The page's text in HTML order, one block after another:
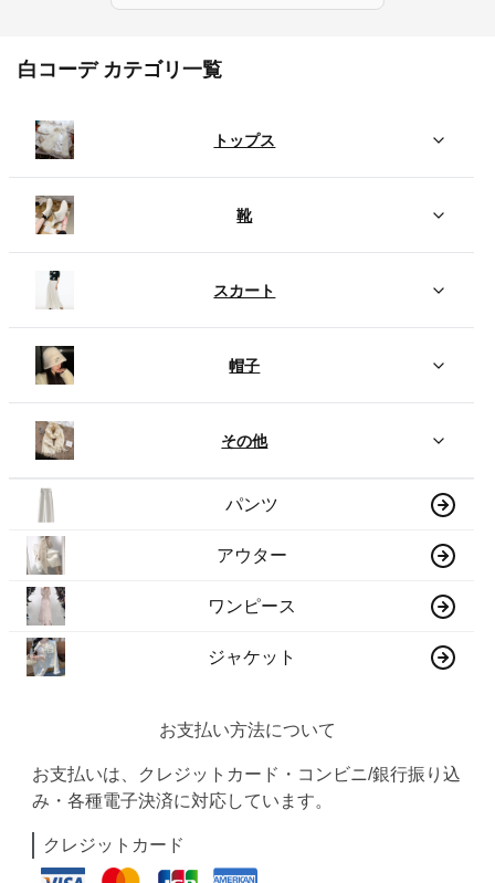
白コーデ カテゴリ一覧
トップス
靴
スカート
帽子
その他
パンツ
アウター
ワンピース
ジャケット
お支払い方法について
お支払いは、クレジットカード・コンビニ/銀行振り込
み・各種電子決済に対応しています。
クレジットカード